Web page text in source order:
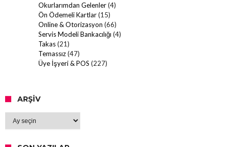
Okurlarımdan Gelenler(4)
Ön Ödemeli Kartlar(15)
Online & Otorizasyon (66)
Servis Modeli Bankacılığı (4)
Takas(21)
Temassız(47)
Üye İşyeri & POS (227)
ARŞIV